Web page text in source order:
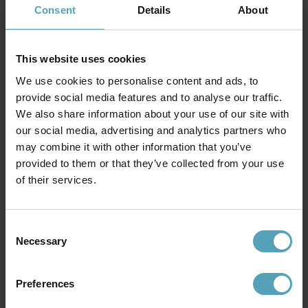
Consent Details About
This website uses cookies
We use cookies to personalise content and ads, to
provide social media features and to analyse our traffic.
We also share information about your use of our site with
our social media, advertising and analytics partners who
may combine it with other information that you’ve
provided to them or that they’ve collected from your use
of their services.
Selection
Necessary
Preferences
3 309 kr
Andra köpte även
PRISMATCH PRISMATCH